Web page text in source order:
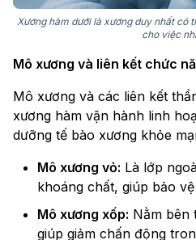
Xương hàm dưới là xương duy nhất có
cho việc
Mô xương và liên kết chức
Mô xương và các liên kết
xương hàm vận hành linh
dưỡng tế bào xương khỏe
Mô xương vỏ: Là lớp
khoáng chất, giúp bảo
Mô xương xốp: Nằm bên
giúp giảm chấn động